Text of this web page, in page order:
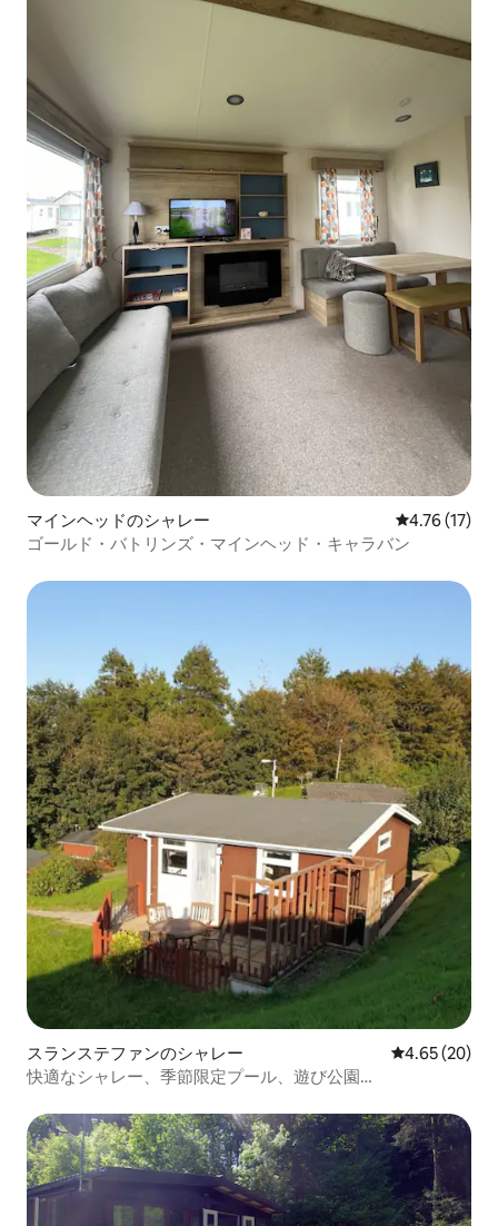
マインヘッドのシャレー レビュー17
4.76 (17)
ゴールド・バトリンズ・マインヘッド・キャラバン
スランステファンのシャレー レビュー20
4.65 (20)
快適なシャレー、季節限定プール、遊び公園